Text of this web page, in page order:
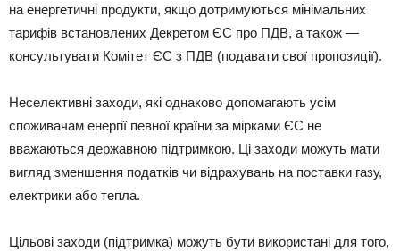
на енергетичні продукти, якщо дотримуються мінімальних
тарифів встановлених Декретом ЄС про ПДВ, а також —
консультувати Комітет ЄС з ПДВ (подавати свої пропозиції).
Неселективні заходи, які однаково допомагають усім
споживачам енергії певної країни за мірками ЄС не
вважаються державною підтримкою. Ці заходи можуть мати
вигляд зменшення податків чи відрахувань на поставки газу,
електрики або тепла.
Цільові заходи (підтримка) можуть бути використані для того,